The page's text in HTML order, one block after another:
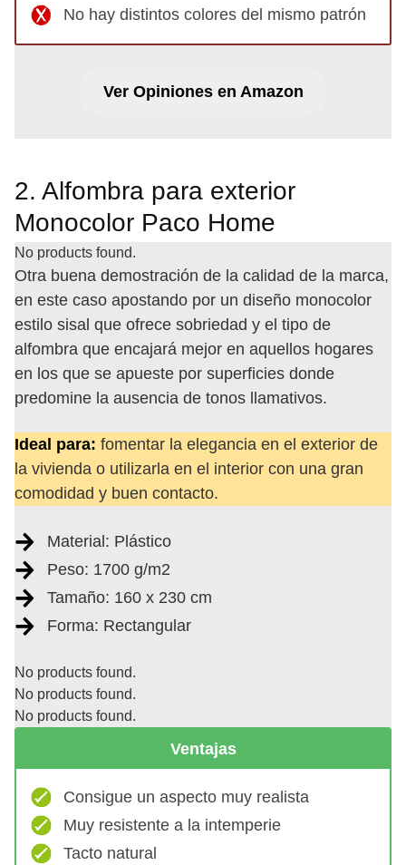
No hay distintos colores del mismo patrón
Ver Opiniones en Amazon
2. Alfombra para exterior
Monocolor Paco Home
No products found.
Otra buena demostración de la calidad de la marca,
en este caso apostando por un diseño monocolor
estilo sisal que ofrece sobriedad y el tipo de
alfombra que encajará mejor en aquellos hogares
en los que se apueste por superficies donde
predomine la ausencia de tonos llamativos.
Ideal para: fomentar la elegancia en el exterior de
la vivienda o utilizarla en el interior con una gran
comodidad y buen contacto.
Material: Plástico
Peso: 1700 g/m2
Tamaño: 160 x 230 cm
Forma: Rectangular
No products found.
No products found.
No products found.
Ventajas
Consigue un aspecto muy realista
Muy resistente a la intemperie
Tacto natural